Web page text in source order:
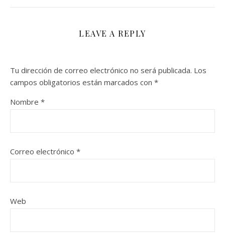
LEAVE A REPLY
Tu dirección de correo electrónico no será publicada. Los
campos obligatorios están marcados con *
Nombre *
Correo electrónico *
Web